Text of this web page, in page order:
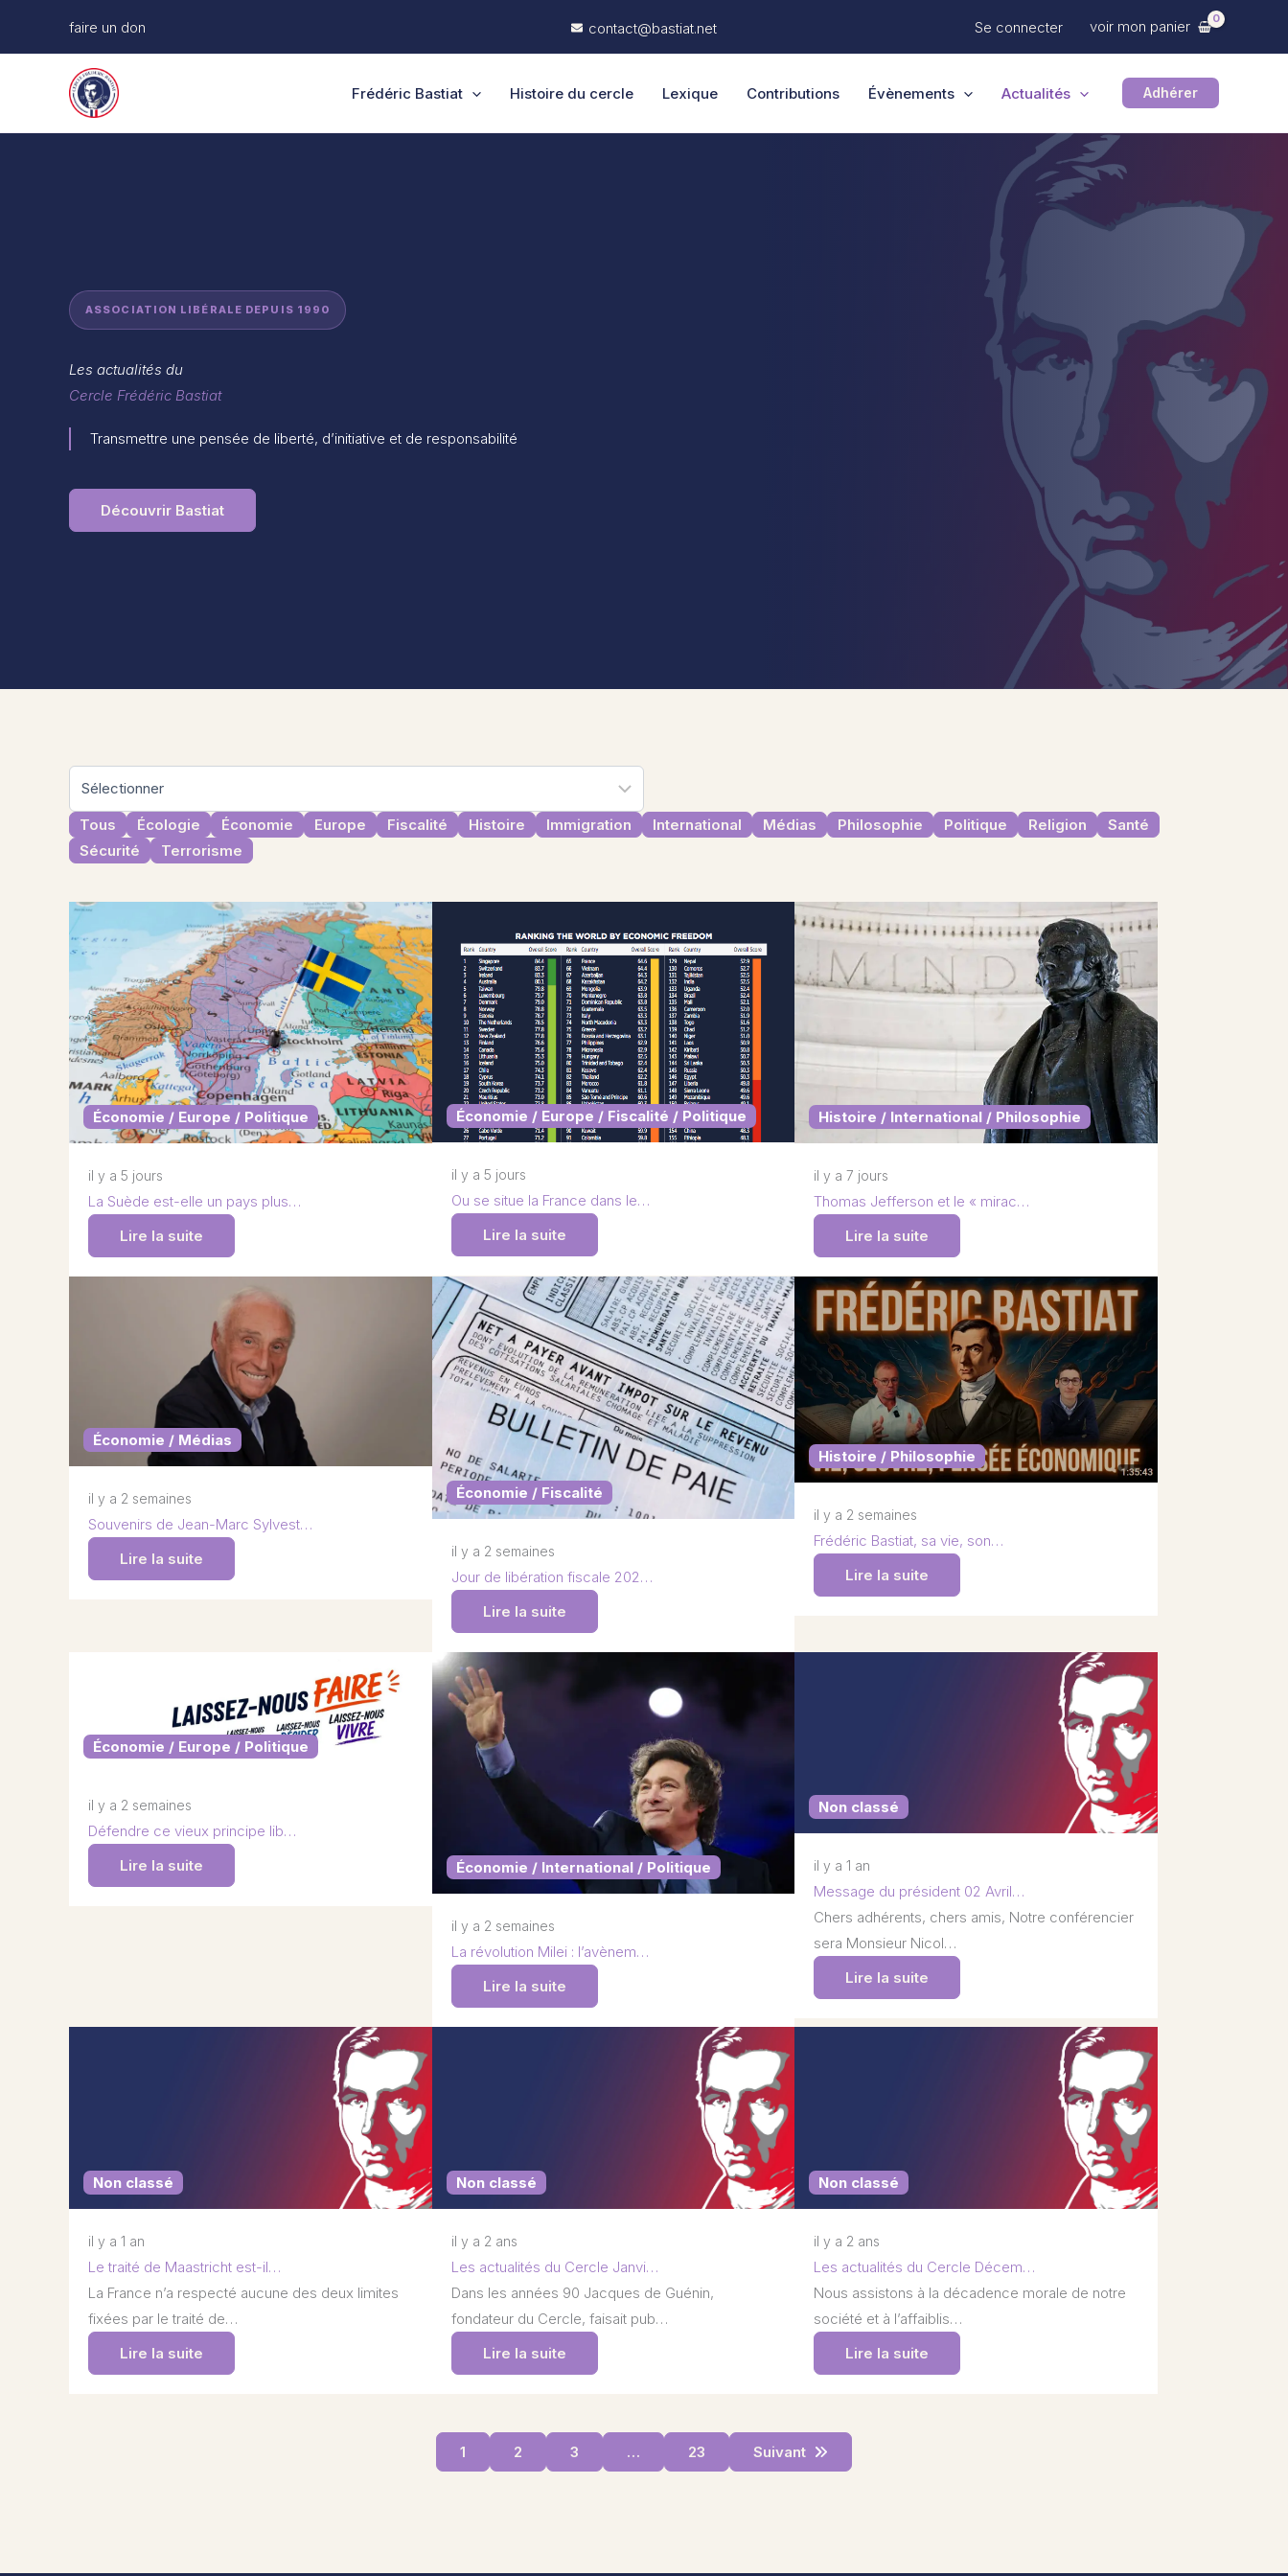
faire un don contact@bastiat.net Se connecter voir mon panier
Frédéric Bastiat Histoire du cercle Lexique Contributions Évènements Actualités Adhérer
ASSOCIATION LIBÉRALE DEPUIS 1990
Les actualités du
Cercle Frédéric Bastiat
Transmettre une pensée de liberté, d’initiative et de responsabilité
Découvrir Bastiat
Tous Écologie Économie Europe Fiscalité Histoire Immigration International Médias Philosophie Politique Religion
Santé
Sécurité
Terrorisme
Économie / Europe / Politique
il y a 5 jours
La Suède est-elle un pays plus…
Lire la suite
Économie / Europe / Fiscalité / Politique
il y a 5 jours
Ou se situe la France dans le…
Lire la suite
Histoire / International / Philosophie
il y a 7 jours
Thomas Jefferson et le « mirac…
Lire la suite
Économie / Médias
il y a 2 semaines
Souvenirs de Jean-Marc Sylvest…
Lire la suite
Économie / Fiscalité
il y a 2 semaines
Jour de libération fiscale 202…
Lire la suite
Histoire / Philosophie
il y a 2 semaines
Frédéric Bastiat, sa vie, son…
Lire la suite
Économie / Europe / Politique
il y a 2 semaines
Défendre ce vieux principe lib…
Lire la suite
Économie / International / Politique
il y a 2 semaines
La révolution Milei : l’avènem…
Lire la suite
Non classé
il y a 1 an
Message du président 02 Avril…
Chers adhérents, chers amis, Notre conférencier
sera Monsieur Nicol…
Lire la suite
Non classé
il y a 1 an
Le traité de Maastricht est-il…
La France n’a respecté aucune des deux limites
fixées par le traité de…
Lire la suite
Non classé
il y a 2 ans
Les actualités du Cercle Janvi…
Dans les années 90 Jacques de Guénin,
fondateur du Cercle, faisait pub…
Lire la suite
Non classé
il y a 2 ans
Les actualités du Cercle Décem…
Nous assistons à la décadence morale de notre
société et à l’affaiblis…
Lire la suite
1 2 3 … 23 Suivant